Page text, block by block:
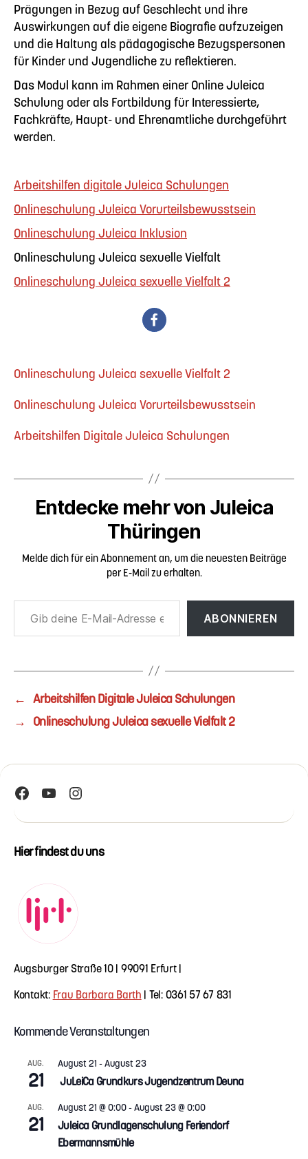
Prägungen in Bezug auf Geschlecht und ihre
Auswirkungen auf die eigene Biografie aufzuzeigen
und die Haltung als pädagogische Bezugspersonen
für Kinder und Jugendliche zu reflektieren.
Das Modul kann im Rahmen einer Online Juleica
Schulung oder als Fortbildung für Interessierte,
Fachkräfte, Haupt- und Ehrenamtliche durchgeführt
werden.
Arbeitshilfen digitale Juleica Schulungen
Onlineschulung Juleica Vorurteilsbewusstsein
Onlineschulung Juleica Inklusion
Onlineschulung Juleica sexuelle Vielfalt
Onlineschulung Juleica sexuelle Vielfalt 2
Onlineschulung Juleica sexuelle Vielfalt 2
Onlineschulung Juleica Vorurteilsbewusstsein
Arbeitshilfen Digitale Juleica Schulungen
Entdecke mehr von Juleica
Thüringen
Melde dich für ein Abonnement an, um die neuesten Beiträge
per E-Mail zu erhalten.
Gib deine E-Mail-Adresse ein ...
ABONNIEREN
←
Arbeitshilfen Digitale Juleica Schulungen
→
Onlineschulung Juleica sexuelle Vielfalt 2
Facebook
YouTubeInstagram
Hier findest du uns
Augsburger Straße 10 | 99091 Erfurt |
Kontakt: Frau Barbara Barth | Tel: 0361 57 67 831
Kommende Veranstaltungen
AUG.
21
August 21 -August 23
JuLeiCa Grundkurs Jugendzentrum Deuna
AUG.
21
August 21 @ 0:00-August 23 @ 0:00
Juleica Grundlagenschulung Feriendorf
Ebermannsmühle